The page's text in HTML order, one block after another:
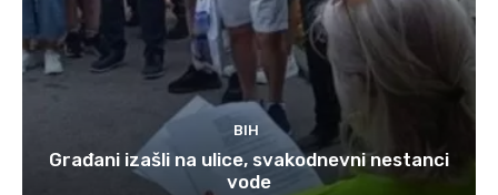
BIH
Građani izašli na ulice, svakodnevni nestanci
vode